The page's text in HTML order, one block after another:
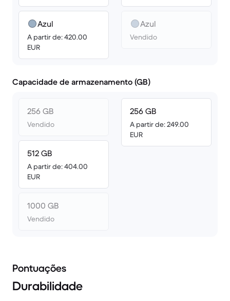
Azul
A partir de: 420.00
EUR
Azul
Vendido
Capacidade de armazenamento (GB)
256 GB
Vendido
512 GB
A partir de: 404.00
EUR
1000 GB
Vendido
256 GB
A partir de: 249.00
EUR
Pontuações
Durabilidade